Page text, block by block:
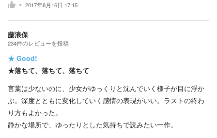
2017年8月16日 17:15
藤浪保
234件のレビューを投稿
★ Good!
★落ちて、落ちて、落ちて
言葉は少ないのに、少女がゆっくりと沈んでいく様子が目に浮か
ぶ。深度とともに変化していく感情の表現がいい。ラストの終わ
り方もよかった。
静かな場所で、ゆったりとした気持ちで読みたい一作。